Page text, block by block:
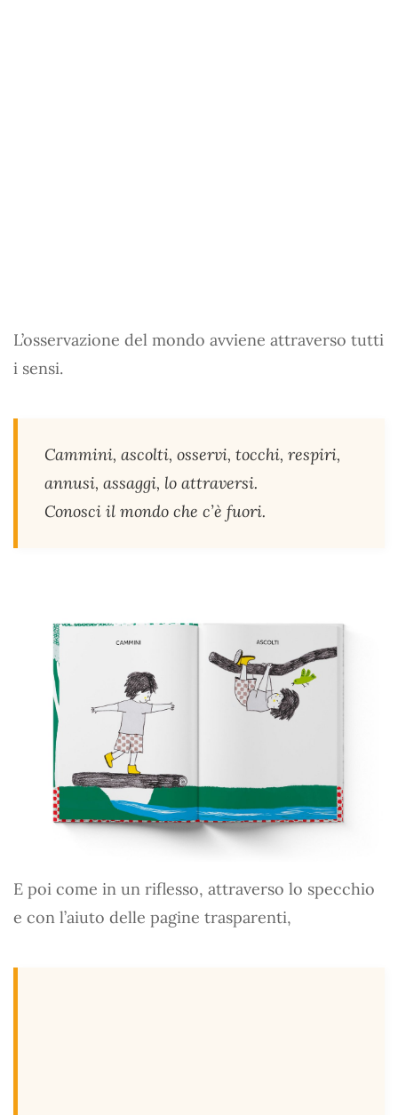
L’osservazione del mondo avviene attraverso tutti
i sensi.
Cammini, ascolti, osservi, tocchi, respiri,
annusi, assaggi, lo attraversi.
Conosci il mondo che c’è fuori.
E poi come in un riflesso, attraverso lo specchio
e con l’aiuto delle pagine trasparenti,